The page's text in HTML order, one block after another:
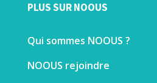
PLUS SUR NOOUS
Qui sommes NOOUS ?
NOOUS rejoindre